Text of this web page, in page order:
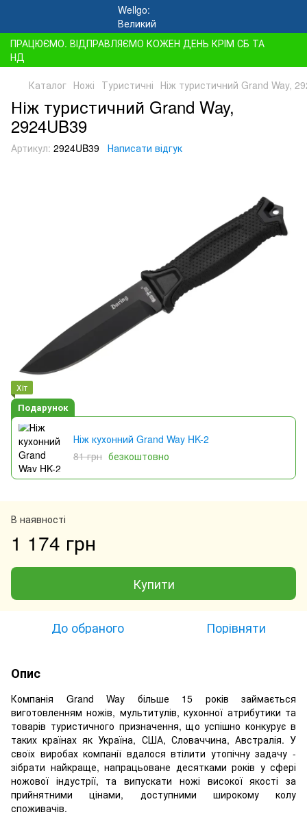
ПРАЦЮЄМО. ВІДПРАВЛЯЄМО КОЖЕН ДЕНЬ КРІМ СБ ТА
НД
Каталог Ножі Туристичні Ніж туристичний Grand Way,
Ніж туристичний Grand Way,
2924UB39
Артикул: 2924UB39 Написати відгук
Хіт
Подарунок
Ніж кухонний Grand Way HK-2
81 грн безкоштовно
В наявності
1 174 грн
Купити
До обраного Порівняти
Опис
Компанія Grand Way більше 15 років займається
виготовленням ножів, мультитулів, кухонної атрибутики та
товарів туристичного призначення, що успішно конкурує в
таких країнах як Україна, США, Словаччина, Австралія. У
своїх виробах компанії вдалося втілити утопічну задачу -
зібрати найкраще, напрацьоване десятками років у сфері
ножової індустрії, та випускати ножі високої якості за
прийнятними цінами, доступними широкому колу
споживачів.